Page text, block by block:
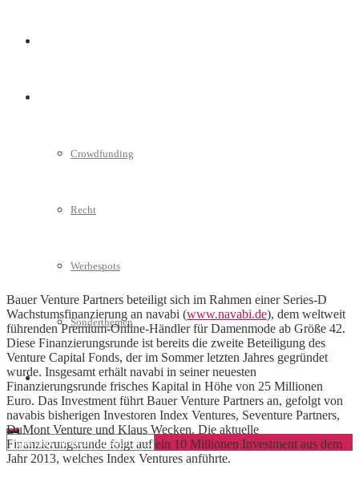
Crowdfunding
Recht
Werbespots
Sonderthemen
Geschäftskonto eröffnen
Bauer Venture Partners beteiligt sich im Rahmen einer Series-D
Wachstumsfinanzierung an navabi (www.navabi.de), dem weltweit
führenden Premium-Online-Händler für Damenmode ab Größe 42.
Diese Finanzierungsrunde ist bereits die zweite Beteiligung des
Venture Capital Fonds, der im Sommer letzten Jahres gegründet
wurde. Insgesamt erhält navabi in seiner neuesten
Finanzierungsrunde frisches Kapital in Höhe von 25 Millionen
Euro. Das Investment führt Bauer Venture Partners an, gefolgt von
navabis bisherigen Investoren Index Ventures, Seventure Partners,
DuMont Venture und Klaus Wecken. Die aktuelle
Finanzierungsrunde folgt auf ein 10 Millionen Investment aus dem
Jahr 2013, welches Index Ventures anführte.